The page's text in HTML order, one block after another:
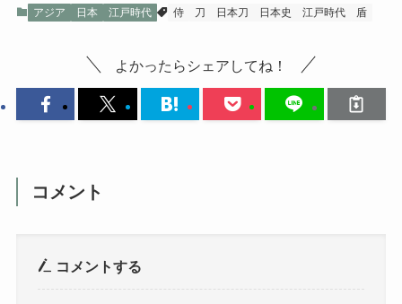
アジア 日本 江戸時代 侍 刀 日本刀 日本史 江戸時代 盾
よかったらシェアしてね！
コメント
コメントする